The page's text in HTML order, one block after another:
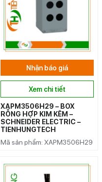
Nhận báo giá
Xem chi tiết
XAPM3506H29 – BOX
RỖNG HỢP KIM KẼM –
SCHNEIDER ELECTRIC –
TIENHUNGTECH
Mã sản phẩm: XAPM3506H29